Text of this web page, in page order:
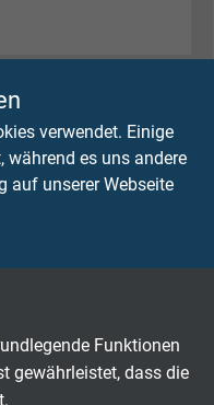
verwendet. Einige
es uns andere
auf unserer Webseite
Funktionen
gewährleistet, dass die